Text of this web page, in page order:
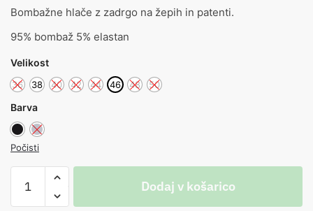
Bombažne hlače z zadrgo na žepih in patenti.
95% bombaž 5% elastan
Velikost
36 38 40 42 44 46 48 50
Barva
Počisti
Dodaj v košarico